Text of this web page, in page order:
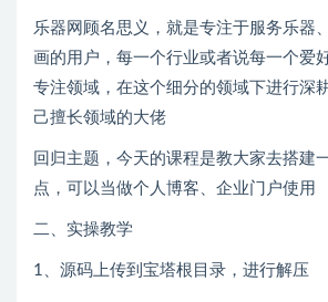
乐器网顾名思义，就是专注于服务乐器
画的用户，每一个行业或者说每一个爱
专注领域，在这个细分的领域下进行深
己擅长领域的大佬
回归主题，今天的课程是教大家去搭建
点，可以当做个人博客、企业门户使用
二、实操教学
1、源码上传到宝塔根目录，进行解压